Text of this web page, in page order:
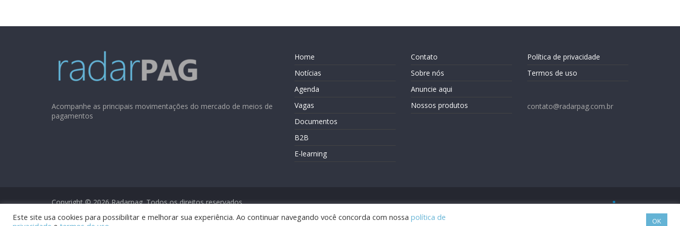
Acompanhe as principais movimentações do mercado de meios de
pagamentos
Home
Notícias
Agenda
Vagas
Documentos
B2B
E-learning
Contato
Sobre nós
Anuncie aqui
Nossos produtos
Política de privacidade
Termos de uso
contato@radarpag.com.br
Copyright © 2026Radarpag. Todos os direitos reservados.
Este site usa cookies para possibilitar e melhorar sua experiência. Ao continuar navegando você concorda com nossa política de
OK